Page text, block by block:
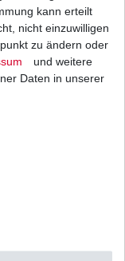
-
kann erteilt
nicht einzuwilligen
zu ändern oder
und weitere
Daten in unserer